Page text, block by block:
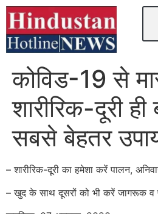
कोविड-19 से
शारीरिक-दूरी
सबसे बेहतर
– शारीरिक-दूरी का हमेशा करें पालन,
– खुद के साथ दूसरों को भी करें जागरूक व